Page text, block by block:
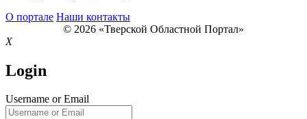
О портале Наши контакты
© 2026 «Тверской Областной Портал»
X
Login
Username or Email